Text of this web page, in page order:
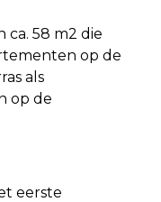
58 m2 die
op de
als
op de
eerste